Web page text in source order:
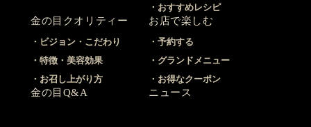
おすすめレシピ
金の目クオリティー
ビジョン・こだわり
特徴・美容効果
お召し上がり方
お店で楽しむ
予約する
グランドメニュー
お得なクーポン
金の目Q&A ニュース